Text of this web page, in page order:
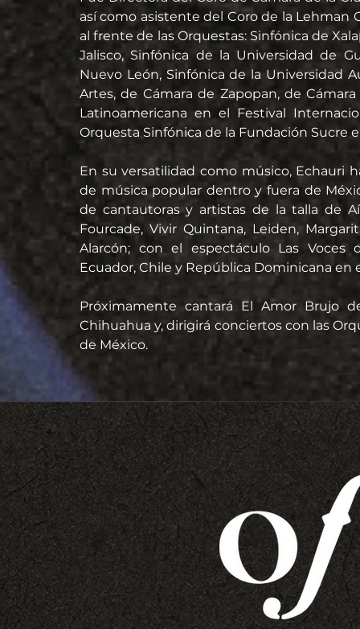
así como asistente del Coro de la Lehman
al frente de las Orquestas: Sinfónica de
Jalisco, Sinfónica de la Universidad de
Nuevo León, Sinfónica de la Universidad
Artes, de Cámara de Zapopan, de
Latinoamericana en el Festival
Orquesta Sinfónica de la Fundación Sucre
En su versatilidad como músico, Echauri
de música popular dentro y fuera de
de cantautoras y artistas de la talla de
Fourcade, Vivir Quintana, Leiden,
Alarcón; con el espectáculo Las Voces
Ecuador, Chile y República Dominicana en
Próximamente cantará El Amor Brujo
Chihuahua y, dirigirá conciertos con las
de México.